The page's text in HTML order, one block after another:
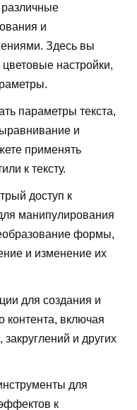
различные
и
Здесь вы
настройки,
параметры текста,
и
применять
к тексту.
доступ к
манипулирования
формы,
и изменение их
для создания и
контента, включая
и других
для
к